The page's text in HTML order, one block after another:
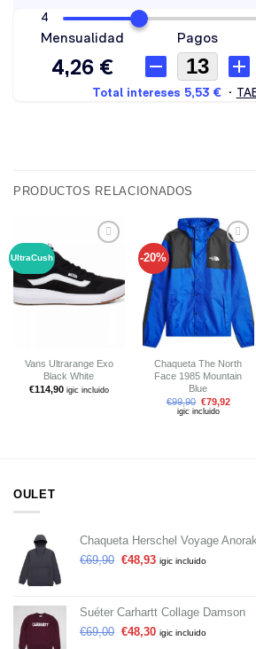
PRODUCTOS RELACIONADOS
UltraCush
lista de
deseos
Vans Ultrarange Exo
Black White
€114,90 igic incluido
-20%
Añadir
a tu
lista de
deseos
Chaqueta The North
Face 1985 Mountain
Blue
€99,90 €79,92
igic incluido
OULET
Chaqueta Herschel Voyage
€69,90 €48,93 igic incluido
Suéter Carhartt Collage Damson
€69,00 €48,30 igic incluido